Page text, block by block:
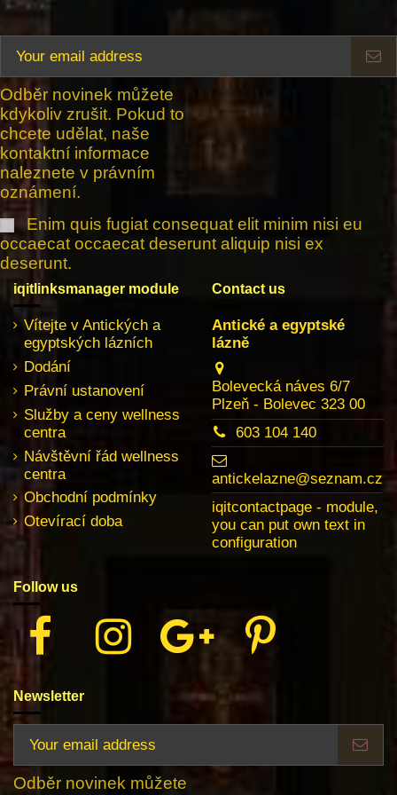
Odběr novinek můžete
kdykoliv zrušit. Pokud to
chcete udělat, naše
kontaktní informace
naleznete v právním
oznámení.
Enim quis fugiat consequat elit minim nisi eu
occaecat occaecat deserunt aliquip nisi ex
deserunt.
iqitlinksmanager module
Vítejte v Antických a
egyptských lázních
Dodání
Právní ustanovení
Služby a ceny wellness
centra
Návštěvní řád wellness
centra
Obchodní podmínky
Otevírací doba
Contact us
Antické a egyptské
lázně
Bolevecká náves 6/7
Plzeň - Bolevec 323 00
603 104 140
antickelazne@seznam.cz
iqitcontactpage - module,
you can put own text in
configuration
Follow us
Newsletter
Odběr novinek můžete